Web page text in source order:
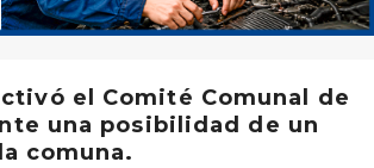
el Comité Comunal de
una posibilidad de un
comuna.